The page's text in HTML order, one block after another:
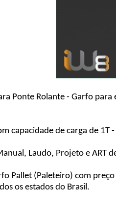
Ponte Rolante - Garfo
capacidade de carga de 1T -
Laudo, Projeto e ART
Pallet (Paleteiro) com
os estados do Brasil.